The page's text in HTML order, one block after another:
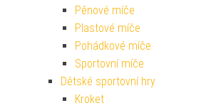
Pěnové míče
Plastové míče
Pohádkové míče
Sportovní míče
Dětské sportovní hry
Kroket